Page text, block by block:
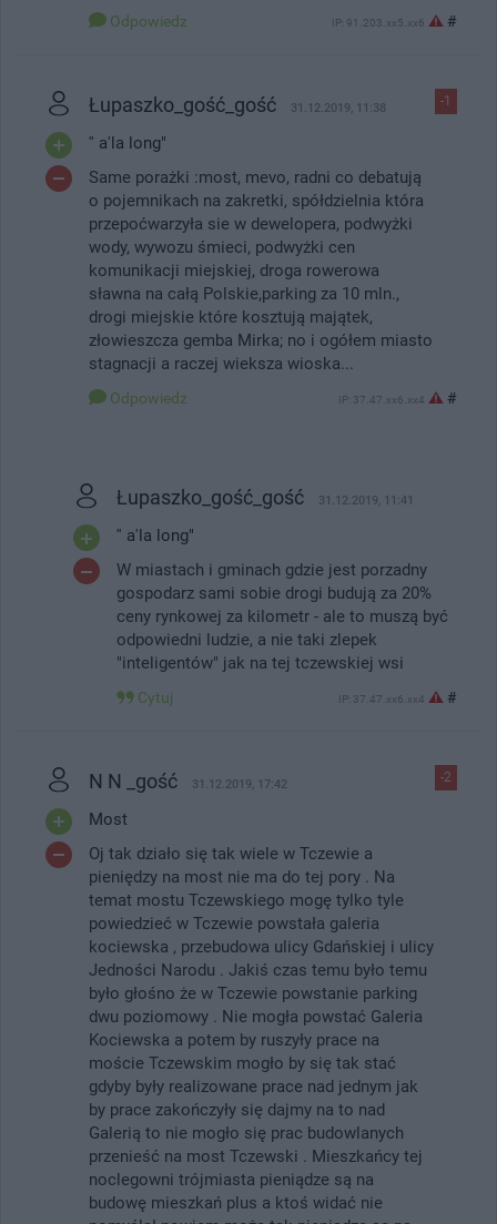
Odpowiedz IP: 91.203.xx5.xx6 #
-1
Łupaszko_gość_gość 31.12.2019, 11:38
'' a'la long"
Same porażki :most, mevo, radni co debatują
o pojemnikach na zakretki, spółdzielnia która
przepoćwarzyła sie w dewelopera, podwyżki
wody, wywozu śmieci, podwyżki cen
komunikacji miejskiej, droga rowerowa
sławna na całą Polskie,parking za 10 mln.,
drogi miejskie które kosztują majątek,
złowieszcza gemba Mirka; no i ogółem miasto
stagnacji a raczej wieksza wioska...
Odpowiedz IP: 37.47.xx6.xx4 #
Łupaszko_gość_gość 31.12.2019, 11:41
'' a'la long"
W miastach i gminach gdzie jest porzadny
gospodarz sami sobie drogi budują za 20%
ceny rynkowej za kilometr - ale to muszą być
odpowiedni ludzie, a nie taki zlepek
"inteligentów" jak na tej tczewskiej wsi
Cytuj IP: 37.47.xx6.xx4 #
-2
N N _gość 31.12.2019, 17:42
Most
Oj tak działo się tak wiele w Tczewie a
pieniędzy na most nie ma do tej pory . Na
temat mostu Tczewskiego mogę tylko tyle
powiedzieć w Tczewie powstała galeria
kociewska , przebudowa ulicy Gdańskiej i ulicy
Jedności Narodu . Jakiś czas temu było temu
było głośno że w Tczewie powstanie parking
dwu poziomowy . Nie mogła powstać Galeria
Kociewska a potem by ruszyły prace na
moście Tczewskim mogło by się tak stać
gdyby były realizowane prace nad jednym jak
by prace zakończyły się dajmy na to nad
Galerią to nie mogło się prac budowlanych
przenieść na most Tczewski . Mieszkańcy tej
noclegowni trójmiasta pieniądze są na
budowę mieszkań plus a ktoś widać nie